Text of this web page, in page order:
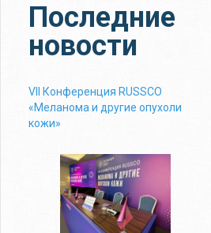
Последние
новости
VII Конференция RUSSCO
«Меланома и другие опухоли
кожи»